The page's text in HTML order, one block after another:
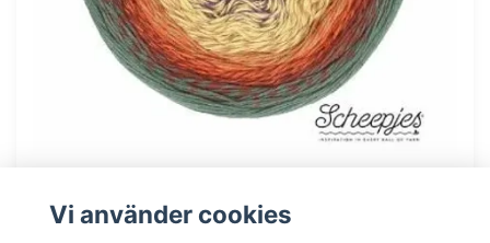
255 kr
Vi använder cookies